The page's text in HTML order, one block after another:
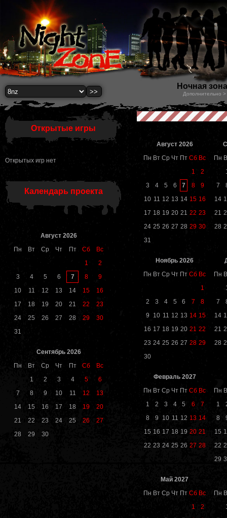
Ночная
Дополнительно >
Открытые игры
Открытых игр нет
Календарь проекта
Август 2026
Пн
Вт Ср Чт Пт Сб
Вс
1
2
3
4 5 6 7 8
9
10
11 12 13 14 15
16
17
18 19 20 21 22
23
24
25 26 27 28 29
30
31
Сентябрь 2026
Пн
Вт Ср Чт Пт Сб
Вс
1
2 3 4 5
6
7
8 9 10 11 12
13
14
15 16 17 18 19
20
21
22 23 24 25 26
27
28
29 30
Август 2026
Пн Вт Ср Чт Пт Сб Вс
1
2
3
4 5 6 7 8
9
10 11 12 13 14 15 16
17 18 19 20 21 22 23
24 25 26 27 28 29 30
31
Пн
7
14
21
28
Ноябрь 2026
Пн Вт Ср Чт Пт Сб Вс
1
2
3 4 5 6 7
8
9
10 11 12 13 14 15
16 17 18 19 20 21 22
23 24 25 26 27 28 29
30
Пн
7
14
21
28
Февраль 2027
Пн Вт Ср Чт Пт Сб Вс
1
2 3 4 5 6
7
8
9 10 11 12 13 14
15 16 17 18 19 20 21
22 23 24 25 26 27 28
Пн
1
8
15
22
29
Май 2027
Пн Вт Ср Чт Пт Сб Вс
1
2
Пн